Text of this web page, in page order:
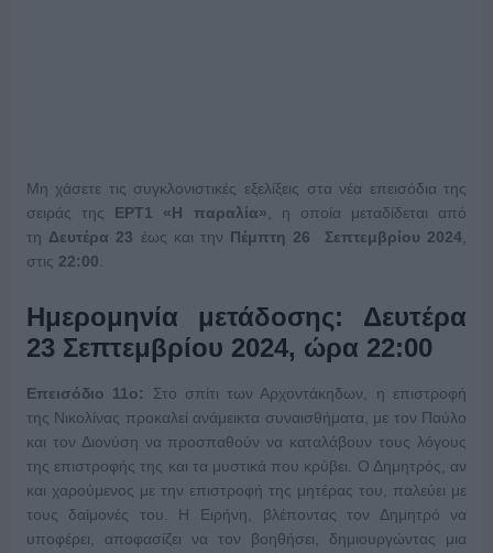
Μη χάσετε τις συγκλονιστικές εξελίξεις στα νέα επεισόδια της
σειράς της ΕΡΤ1 «Η παραλία» , η οποία μεταδίδεται από
τη Δευτέρα 23 έως και την Πέμπτη 26 Σεπτεμβρίου 2024
στις 22:00
Ημερομηνία μετάδοσης: Δευτέρα
23 Σεπτεμβρίου 2024, ώρα 22:00
Επεισόδιο 11ο: Στο σπίτι των Αρχοντάκηδων, η επιστροφή
της Νικολίνας προκαλεί ανάμεικτα συναισθήματα, με τον Παύλο
και τον Διονύση να προσπαθούν να καταλάβουν τους λόγους
της επιστροφής της και τα μυστικά που κρύβει. Ο Δημητρός, αν
και χαρούμενος με την επιστροφή της μητέρας του, παλεύει με
τους δαίμονές του. Η Ειρήνη, βλέποντας τον Δημητρό να
υποφέρει, αποφασίζει να τον βοηθήσει, δημιουργώντας μια